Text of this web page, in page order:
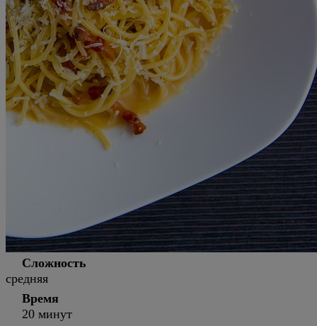
Сложность
средняя
Время
20 минут